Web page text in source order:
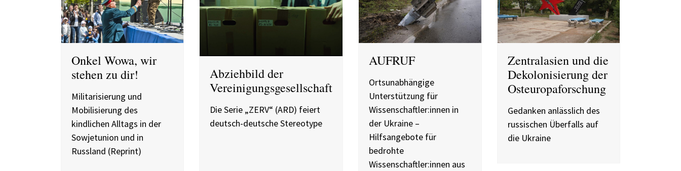
Onkel Wowa, wir
stehen zu dir!
Militarisierung und
Mobilisierung des
kindlichen Alltags in der
Sowjetunion und in
Russland (Reprint)
Abziehbild der
Vereinigungsgesellschaft
Die Serie „ZERV“ (ARD) feiert
deutsch-deutsche Stereotype
AUFRUF
Ortsunabhängige
Unterstützung für
Wissenschaftler:innen in
der Ukraine –
Hilfsangebote für
bedrohte
Wissenschaftler:innen aus
Zentralasien und die
Dekolonisierung der
Osteuropaforschung
Gedanken anlässlich des
russischen Überfalls auf
die Ukraine